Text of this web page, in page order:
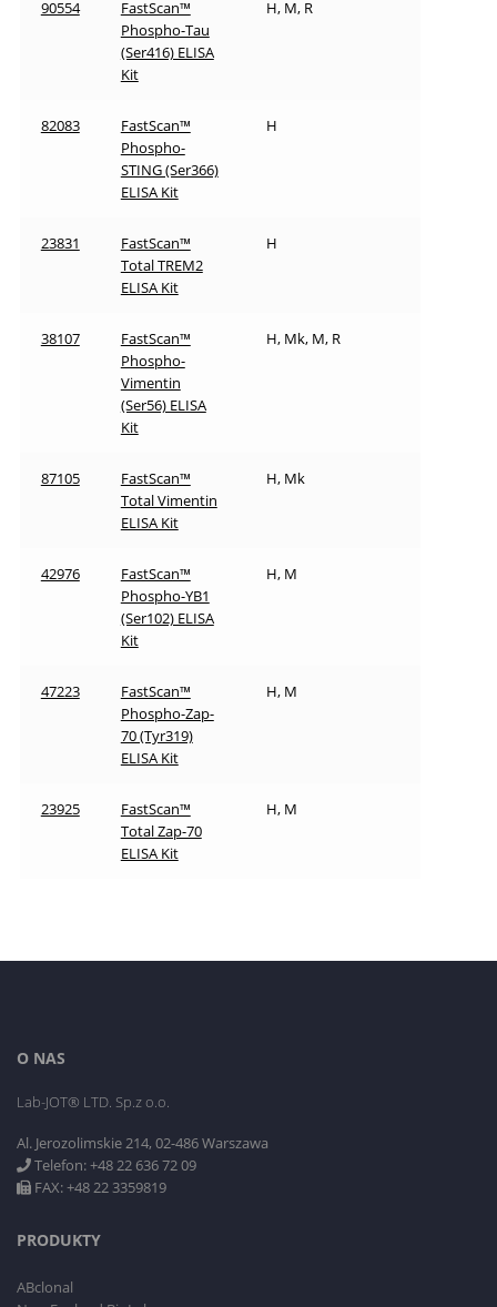
90554
FastScan™
Phospho-Tau
(Ser416) ELISA
Kit
H, M, R
82083
FastScan™
Phospho-
STING (Ser366)
ELISA Kit
H
23831
FastScan™
Total TREM2
ELISA Kit
H
38107
FastScan™
Phospho-
Vimentin
(Ser56) ELISA
Kit
H, Mk, M, R
87105
FastScan™
Total Vimentin
ELISA Kit
H, Mk
42976
FastScan™
Phospho-YB1
(Ser102) ELISA
Kit
H, M
47223
FastScan™
Phospho-Zap-
70 (Tyr319)
ELISA Kit
H, M
23925
FastScan™
Total Zap-70
ELISA Kit
H, M
O NAS
Lab-JOT® LTD. Sp.z o.o.
Al. Jerozolimskie 214, 02-486 Warszawa
Telefon: +48 22 636 72 09
FAX: +48 22 3359819
PRODUKTY
ABclonal